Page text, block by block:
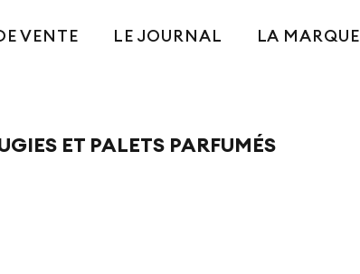
VENTE LE JOURNAL LA MARQUE
ET PALETS PARFUMÉS